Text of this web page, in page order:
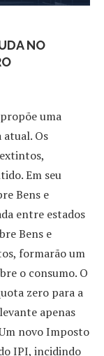
NO
uma
Os
Em seu
Bens e
entre estados
Bens e
formarão um
o consumo. O
zero para a
apenas
novo Imposto
IPI, incidindo